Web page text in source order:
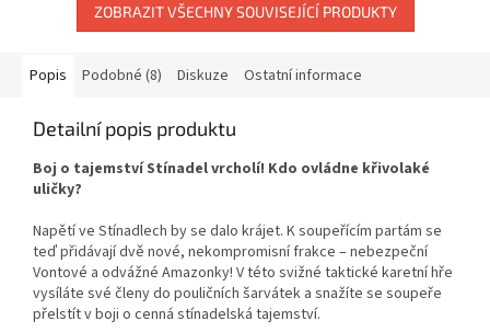
ZOBRAZIT VŠECHNY SOUVISEJÍCÍ PRODUKTY
Popis Podobné (8) Diskuze Ostatní informace
Detailní popis produktu
Boj o tajemství Stínadel vrcholí! Kdo ovládne křivolaké
uličky?
Napětí ve Stínadlech by se dalo krájet. K soupeřícím partám se
teď přidávají dvě nové, nekompromisní frakce – nebezpeční
Vontové a odvážné Amazonky! V této svižné taktické karetní hře
vysíláte své členy do pouličních šarvátek a snažíte se soupeře
přelstít v boji o cenná stínadelská tajemství.